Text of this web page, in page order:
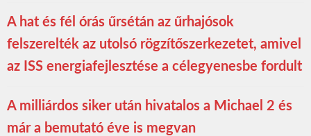
A hat és fél órás űrsétán az űrhajósok
felszerelték az utolsó rögzítőszerkezetet, amivel
az ISS energiafejlesztése a célegyenesbe fordult
A milliárdos siker után hivatalos a Michael 2 és
már a bemutató éve is megvan